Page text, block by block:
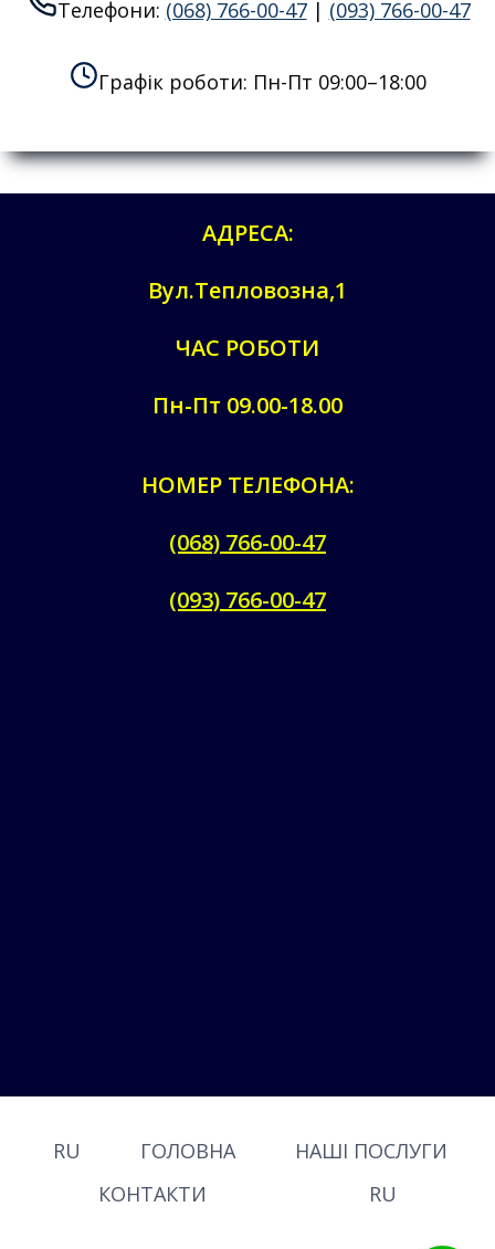
Телефони: (068) 766-00-47| (093) 766-00-47
Графік роботи: Пн-Пт 09:00–18:00
АДРЕСА:
Вул.Тепловозна,1
ЧАС РОБОТИ
Пн-Пт 09.00-18.00
НОМЕР ТЕЛЕФОНА:
(068) 766-00-47
(093) 766-00-47
RU ГОЛОВНА
НАШІ ПОСЛУГИ
КОНТАКТИ
RU